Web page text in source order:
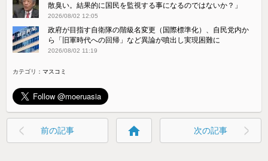
散臭い。結果的に国民を監視する事になるのではないか？」
2026/08/02 12:05
政府が目指す自衛隊の階級名変更（国際標準化）、自民党内か
ら「旧軍時代への回帰」など異論が噴出し実現困難に
2026/08/02 11:19
カテゴリ：マスコミ
前の記事 home 次の記事